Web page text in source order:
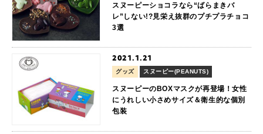
スヌーピーショコラなら“ばらまきバ
レ”しない!?見栄え抜群のプチプラチョコ
3選
2021.1.21
グッズ スヌーピー(PEANUTS)
スヌーピーのBOXマスクが再登場！女性
にうれしい小さめサイズ＆衛生的な個別
包装